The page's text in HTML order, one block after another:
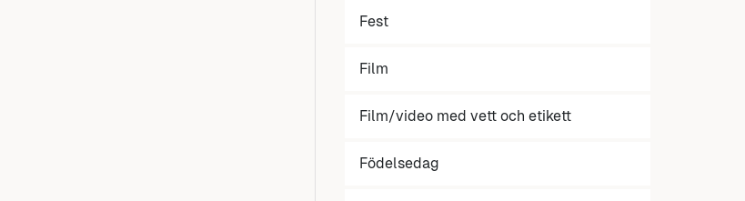
Fest
Film
Film/video med vett och etikett
Födelsedag